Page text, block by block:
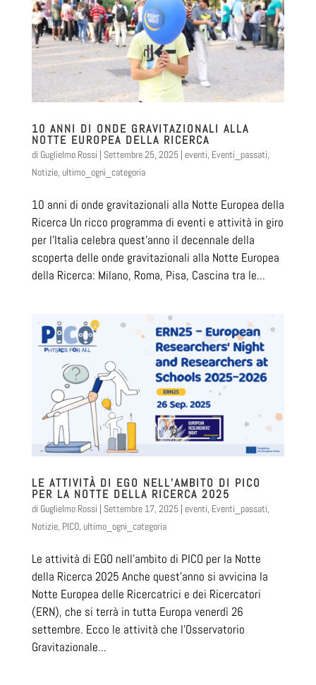
10 ANNI DI ONDE GRAVITAZIONALI ALLA
NOTTE EUROPEA DELLA RICERCA
di Guglielmo Rossi | Settembre 25, 2025| eventi, Eventi_passati,
Notizie, ultimo_ogni_categoria
10 anni di onde gravitazionali alla Notte Europea della
Ricerca Un ricco programma di eventi e attività in giro
per l’Italia celebra quest’anno il decennale della
scoperta delle onde gravitazionali alla Notte Europea
della Ricerca: Milano, Roma, Pisa, Cascina tra le...
LE ATTIVITÀ DI EGO NELL’AMBITO DI PICO
PER LA NOTTE DELLA RICERCA 2025
di Guglielmo Rossi | Settembre 17, 2025| eventi, Eventi_passati,
Notizie, PICO, ultimo_ogni_categoria
Le attività di EGO nell’ambito di PICO per la Notte
della Ricerca 2025 Anche quest’anno si avvicina la
Notte Europea delle Ricercatrici e dei Ricercatori
(ERN), che si terrà in tutta Europa venerdì 26
settembre. Ecco le attività che l’Osservatorio
Gravitazionale...